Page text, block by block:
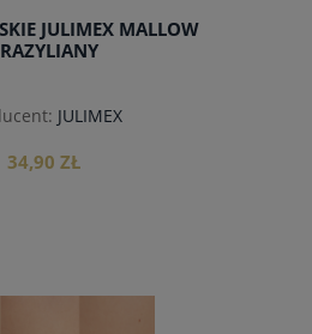
JULIMEX MALLOW
JULIMEX
34,90 ZŁ